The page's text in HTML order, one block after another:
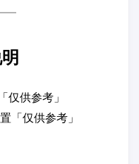
仅供参考」
「仅供参考」